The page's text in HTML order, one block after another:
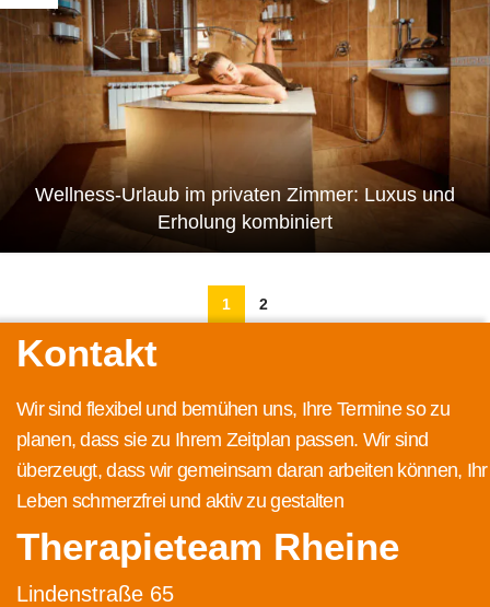
Wellness-Urlaub im privaten Zimmer: Luxus und
Erholung kombiniert
1 2
Kontakt
Wir sind flexibel und bemühen uns, Ihre Termine so zu
planen, dass sie zu Ihrem Zeitplan passen. Wir sind
überzeugt, dass wir gemeinsam daran arbeiten können, Ihr
Leben schmerzfrei und aktiv zu gestalten
Therapieteam Rheine
Lindenstraße 65